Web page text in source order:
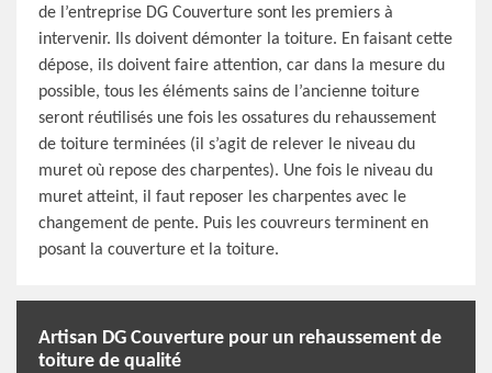
de l’entreprise DG Couverture sont les premiers à
intervenir. Ils doivent démonter la toiture. En faisant cette
dépose, ils doivent faire attention, car dans la mesure du
possible, tous les éléments sains de l’ancienne toiture
seront réutilisés une fois les ossatures du rehaussement
de toiture terminées (il s’agit de relever le niveau du
muret où repose des charpentes). Une fois le niveau du
muret atteint, il faut reposer les charpentes avec le
changement de pente. Puis les couvreurs terminent en
posant la couverture et la toiture.
Artisan DG Couverture pour un rehaussement de
toiture de qualité